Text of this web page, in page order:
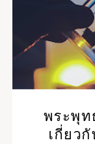
พระพุท
เกี่ยว